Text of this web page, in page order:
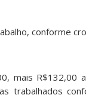
conforme
mais R$132,00
trabalhados